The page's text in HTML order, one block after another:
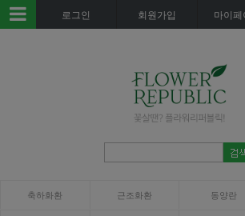
로그인 회원가입 마이페
축하화환 근조화환 동양란